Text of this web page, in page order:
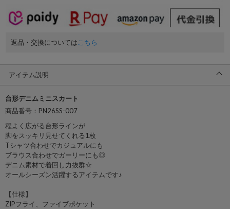
返品・交換についてはこちら
アイテム説明
台形デニムミニスカート
商品番号：PN26SS-007
程よく広がる台形ラインが
脚をスッキリ見せてくれる1枚
Tシャツ合わせでカジュアルにも
ブラウス合わせでガーリーにも◎
デニム素材で着回し力抜群☆
オールシーズン活躍するアイテムです♪
【仕様】
ZIPフライ、ファイブポケット